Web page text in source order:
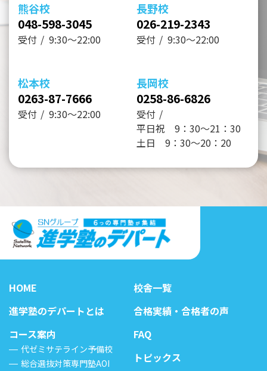
熊谷校
048-598-3045
受付 9:30～22:00
長野校
026-219-2343
受付 9:30～22:00
松本校
0263-87-7666
受付 9:30～22:00
長岡校
0258-86-6826
受付
平日祝 9：30～21：30
土日 9：30～20：20
HOME
進学塾のデパートとは
コース案内
代ゼミサテライン予備校
総合選抜対策専門塾AOI
校舎一覧
合格実績・合格者の声
FAQ
トピックス